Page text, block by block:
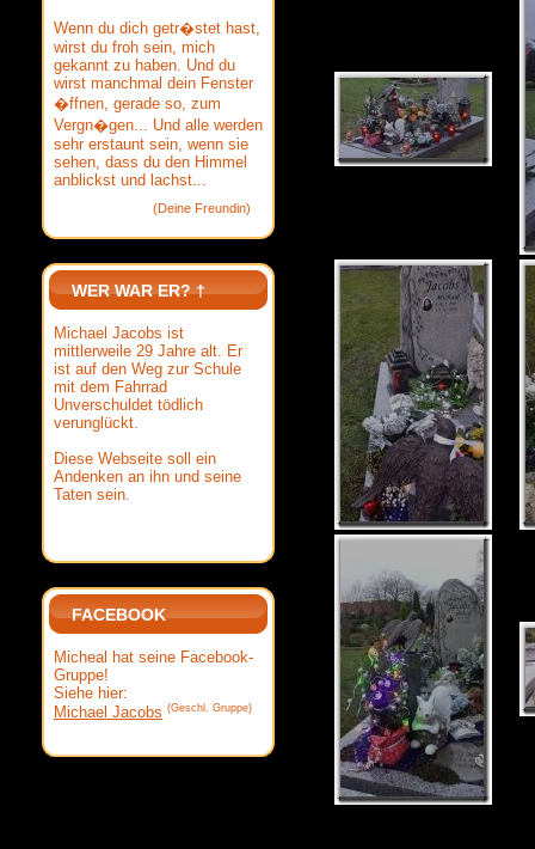
Wenn du dich getr�stet hast,
wirst du froh sein, mich
gekannt zu haben. Und du
wirst manchmal dein Fenster
�ffnen, gerade so, zum
Vergn�gen... Und alle werden
sehr erstaunt sein, wenn sie
sehen, dass du den Himmel
anblickst und lachst...
(Deine Freundin)
WER WAR ER? †
Michael Jacobs ist
mittlerweile 29 Jahre alt. Er
ist auf den Weg zur Schule
mit dem Fahrrad
Unverschuldet tödlich
verunglückt.
Diese Webseite soll ein
Andenken an ihn und seine
Taten sein.
FACEBOOK
Micheal hat seine Facebook-
Gruppe!
Siehe hier:
Michael Jacobs (Geschl. Gruppe)